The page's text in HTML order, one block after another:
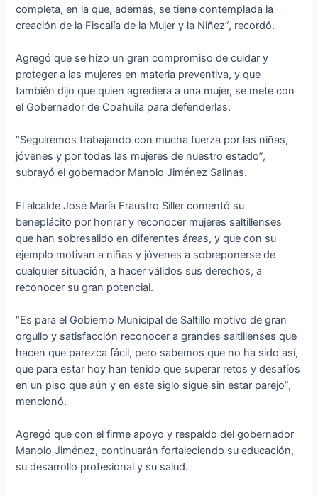
completa, en la que, además, se tiene contemplada la
creación de la Fiscalía de la Mujer y la Niñez”, recordó.
Agregó que se hizo un gran compromiso de cuidar y
proteger a las mujeres en materia preventiva, y que
también dijo que quien agrediera a una mujer, se mete con
el Gobernador de Coahuila para defenderlas.
“Seguiremos trabajando con mucha fuerza por las niñas,
jóvenes y por todas las mujeres de nuestro estado”,
subrayó el gobernador Manolo Jiménez Salinas.
El alcalde José María Fraustro Siller comentó su
beneplácito por honrar y reconocer mujeres saltillenses
que han sobresalido en diferentes áreas, y que con su
ejemplo motivan a niñas y jóvenes a sobreponerse de
cualquier situación, a hacer válidos sus derechos, a
reconocer su gran potencial.
“Es para el Gobierno Municipal de Saltillo motivo de gran
orgullo y satisfacción reconocer a grandes saltillenses que
hacen que parezca fácil, pero sabemos que no ha sido así,
que para estar hoy han tenido que superar retos y desafíos
en un piso que aún y en este siglo sigue sin estar parejo”,
mencionó.
Agregó que con el firme apoyo y respaldo del gobernador
Manolo Jiménez, continuarán fortaleciendo su educación,
su desarrollo profesional y su salud.